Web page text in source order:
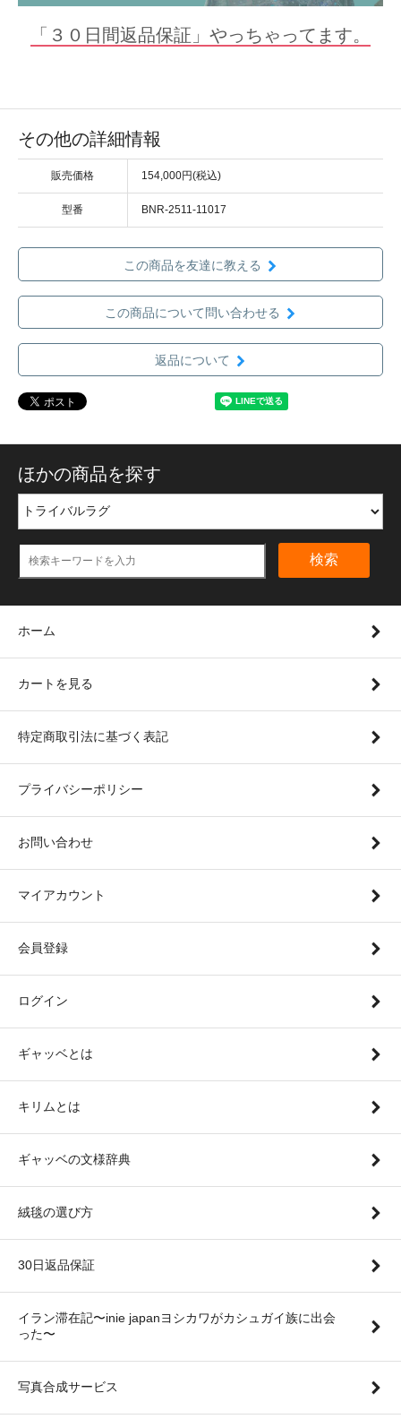
「３０日間返品保証」やっちゃってます。
その他の詳細情報
販売価格 154,000円(税込)
型番 BNR-2511-11017
この商品を友達に教える
この商品について問い合わせる
返品について
ほかの商品を探す
検索
ホーム
カートを見る
特定商取引法に基づく表記
プライバシーポリシー
お問い合わせ
マイアカウント
会員登録
ログイン
ギャッベとは
キリムとは
ギャッベの文様辞典
絨毯の選び方
30日返品保証
イラン滞在記〜inie japanヨシカワがカシュガイ族に出会
った〜
写真合成サービス